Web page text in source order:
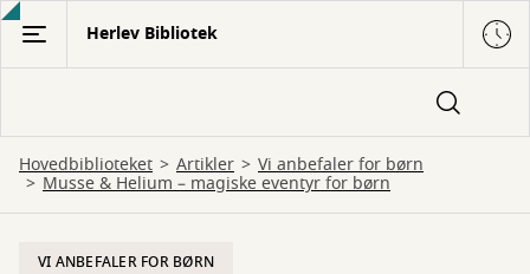
Gå
hovedindhold
Herlev Bibliotek
Hovedbiblioteket Artikler Vi anbefaler for børn
Musse & Helium – magiske eventyr for børn
VI ANBEFALER FOR BØRN